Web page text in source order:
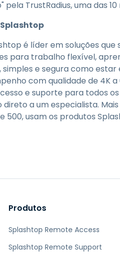
pela TrustRadius, uma das
é líder em soluções
para trabalho flexível,
simples e segura como
com qualidade de 4K
e suporte para todos
direto a um especialista.
500, usam os produtos
Produtos
Splashtop Remote Access
Splashtop Remote Support